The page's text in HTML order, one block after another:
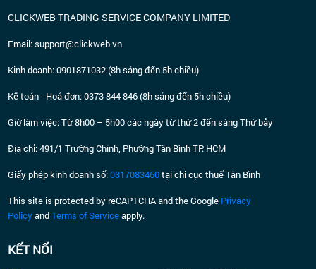
CLICKWEB TRADING SERVICE COMPANY LIMITED
Email: support@clickweb.vn
Kinh doanh: 0901871032 (8h sáng đến 5h chiều)
Kế toán - Hoá đơn: 0373 844 846 (8h sáng đến 5h chiều)
Giờ làm việc: Từ 8h00 – 5h00 các ngày từ thứ 2 đến sáng Thứ bảy
Địa chỉ: 491/1 Trường Chinh, Phường Tân Bình TP. HCM
Giấy phép kinh doanh số:0317083460tại chi cục thuế Tân Bình
This site is protected by reCAPTCHA and the Google Privacy
PolicyandTerms of Serviceapply.
KẾT NỐI